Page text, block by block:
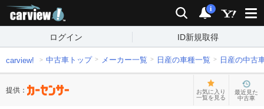
検索 通知
i
ログイン ID新規取得
carview! 中古車トップ メーカー一覧 日産の車種一覧 日産の中古
提供：
お気に入り
一覧を見る
最近見た
中古車